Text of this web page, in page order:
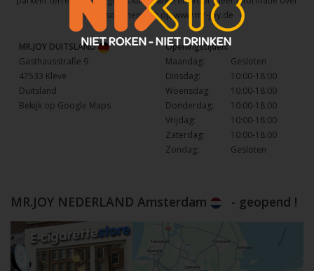
het assortiment kijk opwww.mr-joy.de
MR.JOY DUITSLAND
Gasthausstraße 9
47533 Kleve
Duitsland
Bekijk op Google Maps
Openingstijden:
Maandag:
Gesloten
Dinsdag:
10:00-18:00
Woensdag:
10:00-18:00
Donderdag:
10:00-18:00
Vrijdag:
10:00-18:00
Zaterdag:
10:00-18:00
Zondag:
Gesloten
MR.JOY NEDERLAND Amsterdam - geopend !